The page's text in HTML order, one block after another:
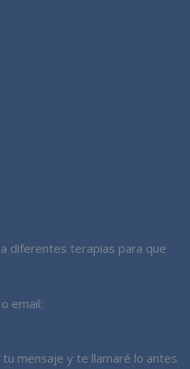
diferentes terapias para que
email:
mensaje y te llamaré lo antes